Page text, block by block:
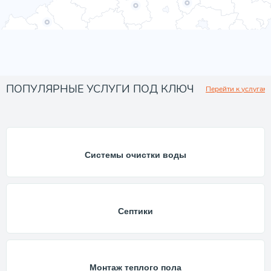
ПОПУЛЯРНЫЕ УСЛУГИ ПОД КЛЮЧ Перейти к услугам
Системы очистки воды
Септики
Монтаж теплого пола